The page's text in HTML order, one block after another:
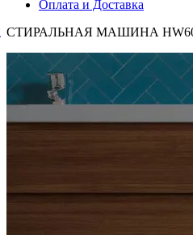
Оплата и Доставка
СТИРАЛЬНАЯ МАШИНА HW60-